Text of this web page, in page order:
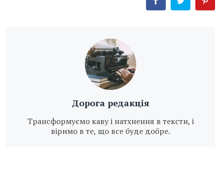
Дорога редакція
Трансформуємо каву і натхнення в тексти, і
віримо в те, що все буде добре.